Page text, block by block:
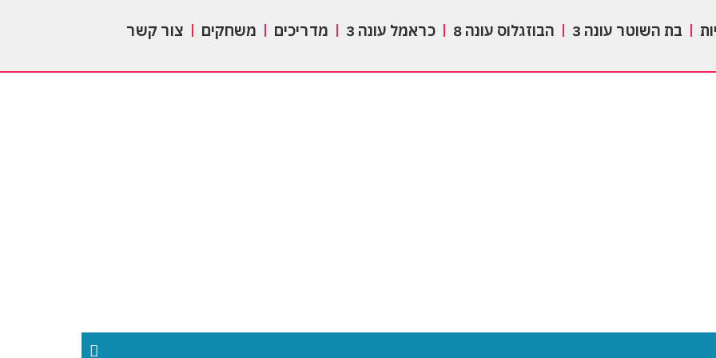
בת השוטר עונה 3 הבוזגלוס עונה 8 כראמל עונה 3 מדריכים משחקים צור קשר